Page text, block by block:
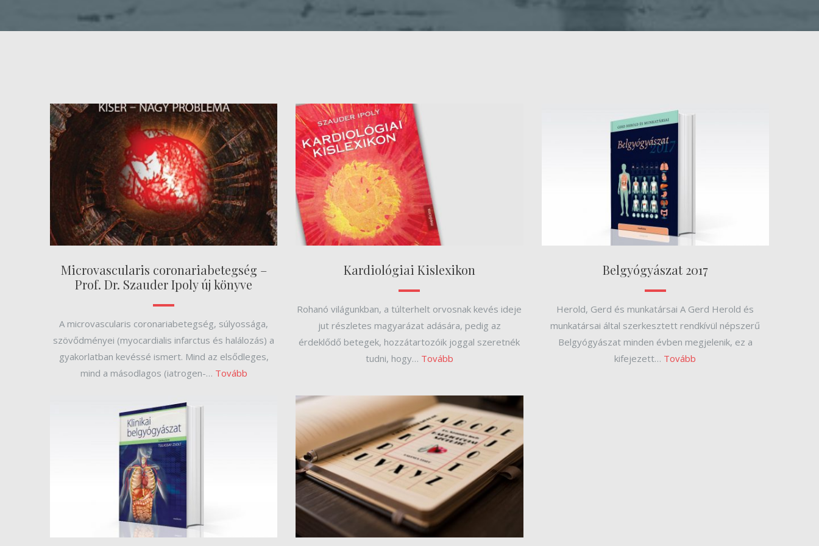
Microvascularis coronariabetegség –
Prof. Dr. Szauder Ipoly új könyve
A microvascularis coronariabetegség, súlyossága,
szövődményei (myocardialis infarctus és halálozás) a
gyakorlatban kevéssé ismert. Mind az elsődleges,
mind a másodlagos (iatrogen-… Tovább
Kardiológiai Kislexikon
Rohanó világunkban, a túlterhelt orvosnak kevés ideje
jut részletes magyarázat adására, pedig az
érdeklődő betegek, hozzátartozóik joggal szeretnék
tudni, hogy… Tovább
Belgyógyászat 2017
Herold, Gerd és munkatársai A Gerd Herold és
munkatársai által szerkesztett rendkívül népszerű
Belgyógyászat minden évben megjelenik, ez a
kifejezett… Tovább